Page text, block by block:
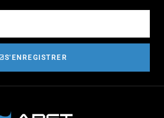
S'ENREGISTRER